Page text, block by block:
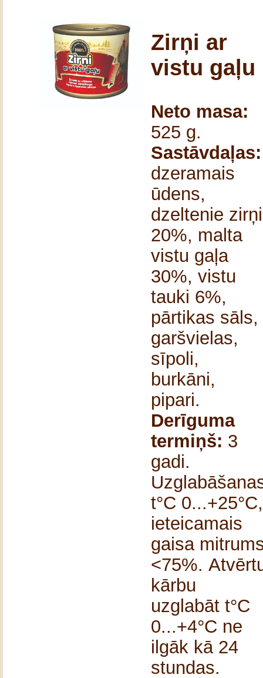
Zirņi ar
vistu gaļu
Neto masa:
525 g.
Sastāvdaļas:
dzeramais
ūdens,
dzeltenie zirņi
20%, malta
vistu gaļa
30%, vistu
tauki 6%,
pārtikas sāls,
garšvielas,
sīpoli,
burkāni,
pipari.
Derīguma
termiņš: 3
gadi.
t°C 0...+25°C,
ieteicamais
gaisa
<75%.
kārbu
uzglabāt t°C
0...+4°C ne
ilgāk kā 24
stundas.